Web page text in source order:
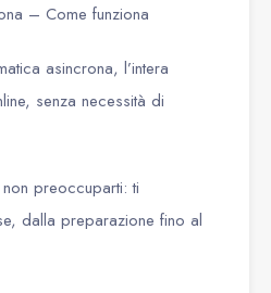
– Come funziona
asincrona, l’intera
senza necessità di
preoccuparti: ti
dalla preparazione fino al